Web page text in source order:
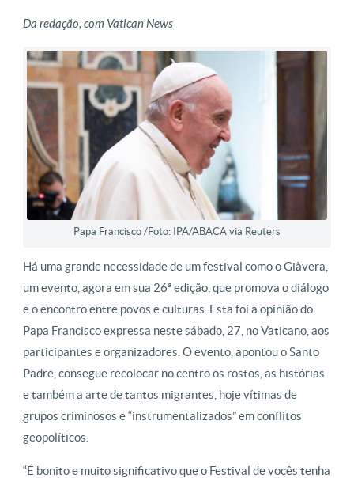
Da redação, com Vatican News
Papa Francisco /Foto: IPA/ABACA via Reuters
Há uma grande necessidade de um festival como o Giàvera,
um evento, agora em sua 26ª edição, que promova o diálogo
e o encontro entre povos e culturas. Esta foi a opinião do
Papa Francisco expressa neste sábado, 27, no Vaticano, aos
participantes e organizadores. O evento, apontou o Santo
Padre, consegue recolocar no centro os rostos, as histórias
e também a arte de tantos migrantes, hoje vítimas de
grupos criminosos e “instrumentalizados” em conflitos
geopolíticos.
“É bonito e muito significativo que o Festival de vocês tenha